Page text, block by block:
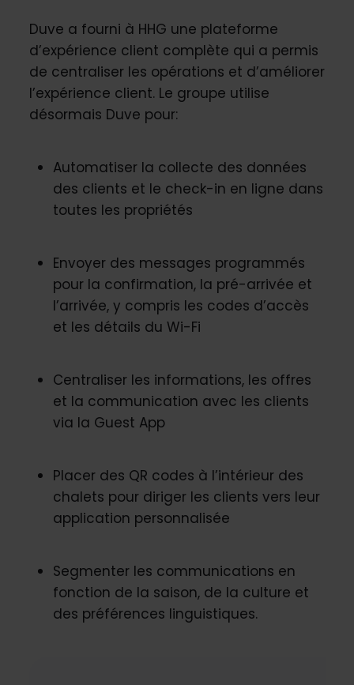
Duve a fourni à HHG une plateforme
d’expérience client complète qui a permis
de centraliser les opérations et d’améliorer
l’expérience client. Le groupe utilise
désormais Duve pour:
Automatiser la collecte des données
des clients et le check-in en ligne dans
toutes les propriétés
Envoyer des messages programmés
pour la confirmation, la pré-arrivée et
l’arrivée, y compris les codes d’accès
et les détails du Wi-Fi
Centraliser les informations, les offres
et la communication avec les clients
via la Guest App
Placer des QR codes à l’intérieur des
chalets pour diriger les clients vers leur
application personnalisée
Segmenter les communications en
fonction de la saison, de la culture et
des préférences linguistiques.